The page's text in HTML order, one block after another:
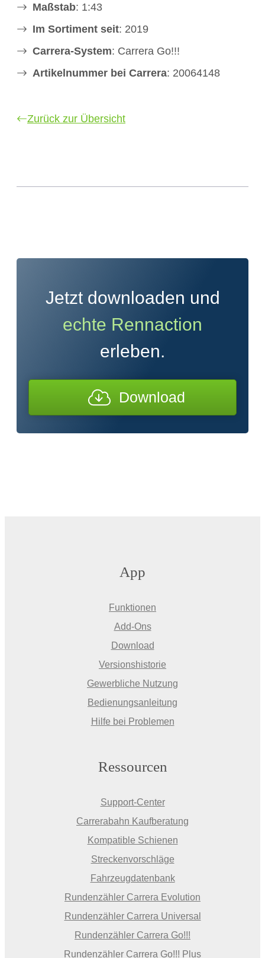
Maßstab: 1:43
Im Sortiment seit: 2019
Carrera-System: Carrera Go!!!
Artikelnummer bei Carrera: 20064148
Zurück zur Übersicht
Jetzt downloaden und
echte Rennaction
erleben.
Download
App
Funktionen
Add-Ons
Download
Versionshistorie
Gewerbliche Nutzung
Bedienungsanleitung
Hilfe bei Problemen
Ressourcen
Support-Center
Carrerabahn Kaufberatung
Kompatible Schienen
Streckenvorschläge
Fahrzeugdatenbank
Rundenzähler Carrera Evolution
Rundenzähler Carrera Universal
Rundenzähler Carrera Go!!!
Rundenzähler Carrera Go!!! Plus